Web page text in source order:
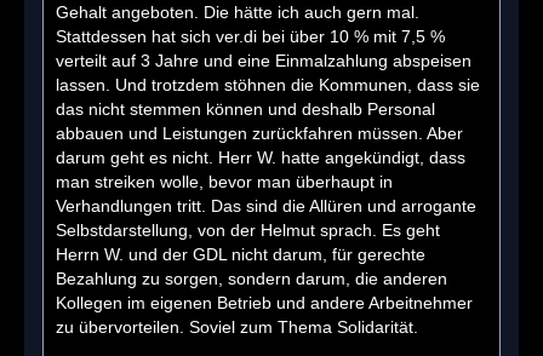
Gehalt angeboten. Die hätte ich auch gern mal.
Stattdessen hat sich ver.di bei über 10 % mit 7,5 %
verteilt auf 3 Jahre und eine Einmalzahlung abspeisen
lassen. Und trotzdem stöhnen die Kommunen, dass sie
das nicht stemmen können und deshalb Personal
abbauen und Leistungen zurückfahren müssen. Aber
darum geht es nicht. Herr W. hatte angekündigt, dass
man streiken wolle, bevor man überhaupt in
Verhandlungen tritt. Das sind die Allüren und arrogante
Selbstdarstellung, von der Helmut sprach. Es geht
Herrn W. und der GDL nicht darum, für gerechte
Bezahlung zu sorgen, sondern darum, die anderen
Kollegen im eigenen Betrieb und andere Arbeitnehmer
zu übervorteilen. Soviel zum Thema Solidarität.